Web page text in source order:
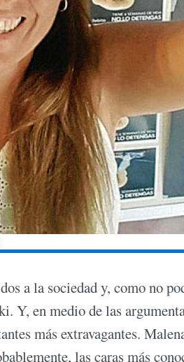
a la sociedad y, como no
Y, en medio de las
más extravagantes.
las caras más